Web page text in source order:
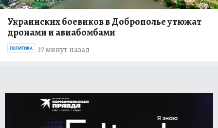
Украинских боевиков в Доброполье утюжат
дронами и авиабомбами
37 минут назад
ПОЛИТИКА